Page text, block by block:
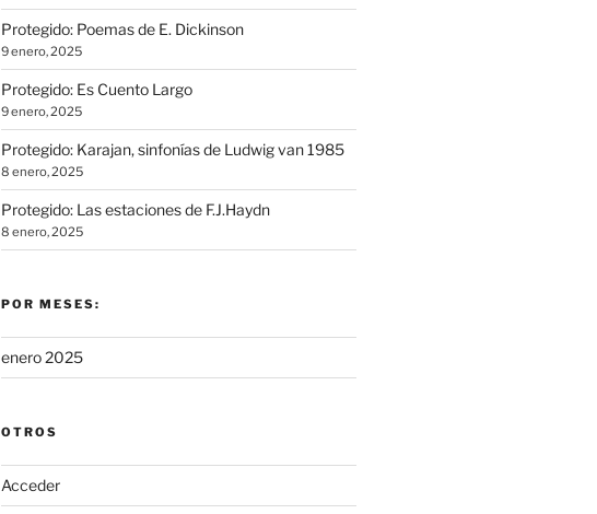
Protegido: Poemas de E. Dickinson
9 enero, 2025
Protegido: Es Cuento Largo
9 enero, 2025
Protegido: Karajan, sinfonías de Ludwig van 1985
8 enero, 2025
Protegido: Las estaciones de F.J.Haydn
8 enero, 2025
POR MESES:
enero 2025
OTROS
Acceder